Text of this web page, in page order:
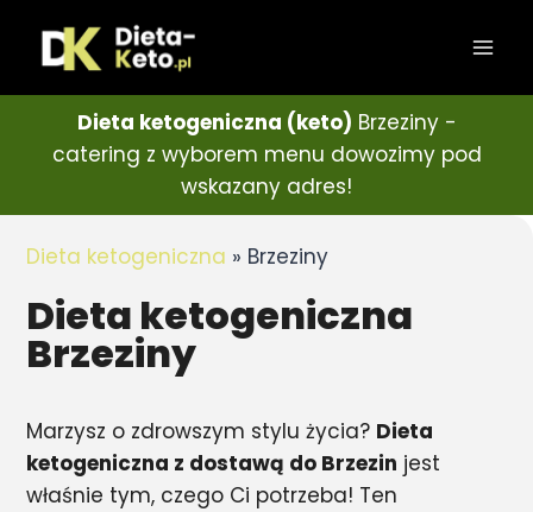
Dieta ketogeniczna (keto) Brzeziny -
catering z wyborem menu dowozimy pod
wskazany adres!
Dieta ketogeniczna » Brzeziny
Dieta ketogeniczna
Brzeziny
Marzysz o zdrowszym stylu życia? Dieta
ketogeniczna z dostawą do Brzezin jest
właśnie tym, czego Ci potrzeba! Ten